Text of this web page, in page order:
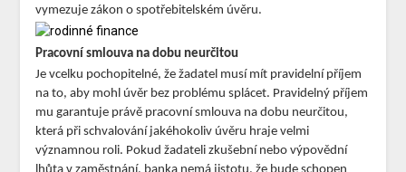
vymezuje zákon o spotřebitelském úvěru.
Pracovní smlouva na dobu neurčitou
Je vcelku pochopitelné, že žadatel musí mít pravidelní příjem
na to, aby mohl úvěr bez problému splácet. Pravidelný příjem
mu garantuje právě pracovní smlouva na dobu neurčitou,
která při schvalování jakéhokoliv úvěru hraje velmi
významnou roli. Pokud žadateli zkušební nebo výpovědní